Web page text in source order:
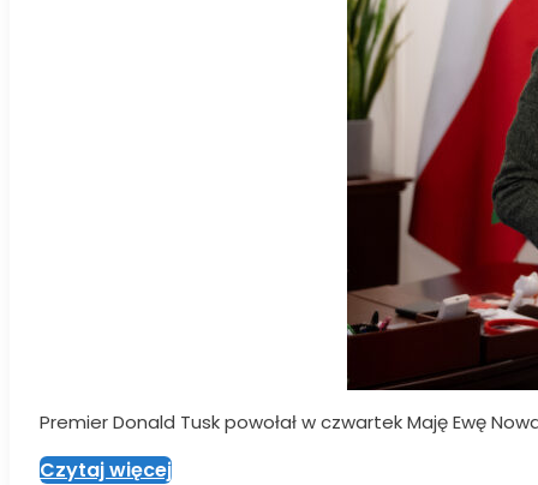
Premier Donald Tusk powołał w czwartek Maję Ewę
Czytaj więcej